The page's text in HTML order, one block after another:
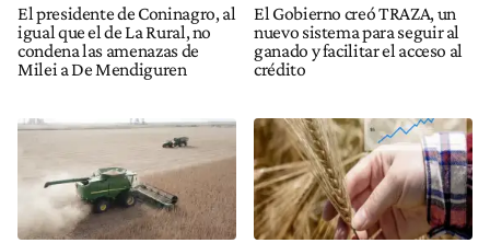
El presidente de Coninagro, al
igual que el de La Rural, no
condena las amenazas de
Milei a De Mendiguren
El Gobierno creó TRAZA, un
nuevo sistema para seguir al
ganado y facilitar el acceso al
crédito